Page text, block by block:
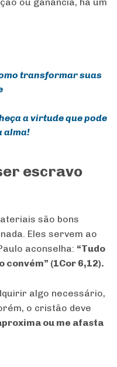
transformar suas
a virtude que pode
alma!
escravo
são bons
Eles servem ao
aconselha: “Tudo
convém” (1Cor 6,12).
algo necessário,
o cristão deve
ou me afasta